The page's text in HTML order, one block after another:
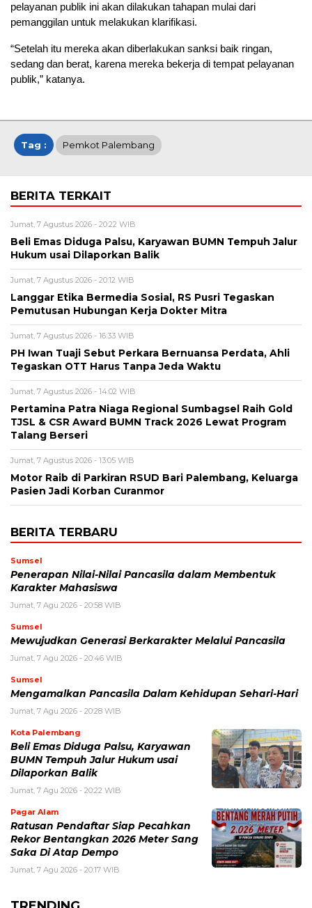
pelayanan publik ini akan dilakukan tahapan mulai dari
pemanggilan untuk melakukan klarifikasi.
“Setelah itu mereka akan diberlakukan sanksi baik ringan,
sedang dan berat, karena mereka bekerja di tempat pelayanan
publik,” katanya.
Tag : Pemkot Palembang
BERITA TERKAIT
Jumat, 7 Agustus 2026 - 20:22 WIB
Beli Emas Diduga Palsu, Karyawan BUMN Tempuh Jalur
Hukum usai Dilaporkan Balik
Jumat, 7 Agustus 2026 - 20:12 WIB
Langgar Etika Bermedia Sosial, RS Pusri Tegaskan
Pemutusan Hubungan Kerja Dokter Mitra
Jumat, 7 Agustus 2026 - 16:33 WIB
PH Iwan Tuaji Sebut Perkara Bernuansa Perdata, Ahli
Tegaskan OTT Harus Tanpa Jeda Waktu
Jumat, 7 Agustus 2026 - 14:02 WIB
Pertamina Patra Niaga Regional Sumbagsel Raih Gold
TJSL & CSR Award BUMN Track 2026 Lewat Program
Talang Berseri
Jumat, 7 Agustus 2026 - 13:05 WIB
Motor Raib di Parkiran RSUD Bari Palembang, Keluarga
Pasien Jadi Korban Curanmor
BERITA TERBARU
Sumsel
Penerapan Nilai-Nilai Pancasila dalam Membentuk
Karakter Mahasiswa
Jumat, 7 Agu 2026 - 20:58 WIB
Sumsel
Mewujudkan Generasi Berkarakter Melalui Pancasila
Jumat, 7 Agu 2026 - 20:46 WIB
Sumsel
Mengamalkan Pancasila Dalam Kehidupan Sehari-Hari
Jumat, 7 Agu 2026 - 20:28 WIB
Kota Palembang
Beli Emas Diduga Palsu, Karyawan
BUMN Tempuh Jalur Hukum usai
Dilaporkan Balik
Jumat, 7 Agu 2026 - 20:22 WIB
Pagar Alam
Ratusan Pendaftar Siap Pecahkan
Rekor Bentangkan 2026 Meter Sang
Saka Di Atap Dempo
Jumat, 7 Agu 2026 - 20:17 WIB